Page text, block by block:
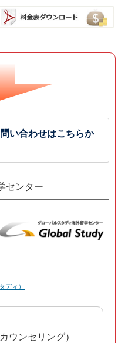
い合わせはこちらか
センター
ディ）
ウンセリング）